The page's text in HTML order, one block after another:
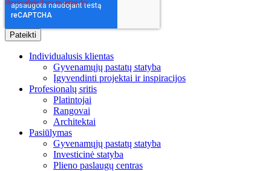
Individualusis klientas
Gyvenamųjų pastatų statyba
Įgyvendinti projektai ir inspiracijos
Profesionalų sritis
Platintojai
Rangovai
Architektai
Pasiūlymas
Gyvenamųjų pastatų statyba
Investicinė statyba
Plieno paslaugų centras